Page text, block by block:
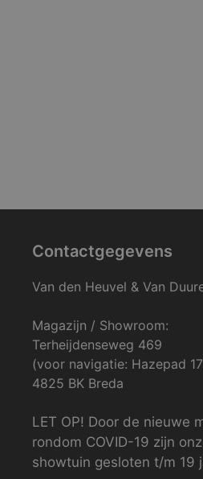
Contactgegevens
Van den Heuvel & Van
Magazijn / Showroom:
Terheijdenseweg 469
(voor navigatie: Hazepad
4825 BK Breda
LET OP! Door de nieuwe
rondom COVID-19 zijn
showtuin gesloten t/m 19